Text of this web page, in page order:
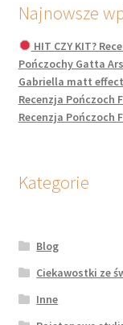
Najnowsze
HIT CZY KIT?
Pończochy Gatta
Gabriella matt
Recenzja Pończoch
Recenzja Pończoch
Kategorie
Blog
Ciekawostki ze
Inne